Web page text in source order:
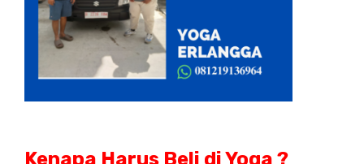
Kenapa Harus Beli di Yoga ?